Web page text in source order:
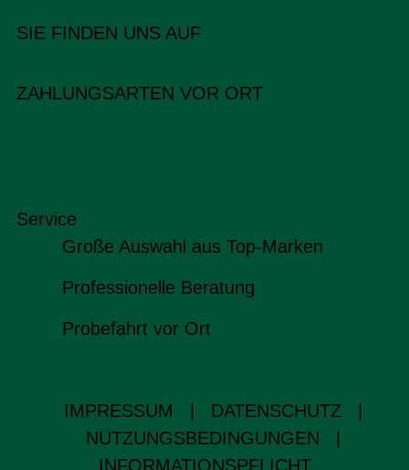
SIE FINDEN UNS AUF
ZAHLUNGSARTEN VOR ORT
Service
Große Auswahl aus Top-Marken
Professionelle Beratung
Probefahrt vor Ort
IMPRESSUM DATENSCHUTZ
NUTZUNGSBEDINGUNGEN
INFORMATIONSPFLICHT